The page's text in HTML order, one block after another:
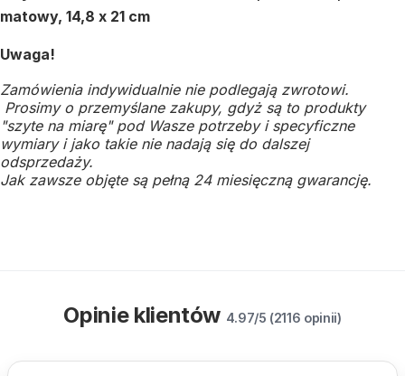
matowy, 14,8 x 21 cm
Uwaga!
Zamówienia indywidualnie nie podlegają zwrotowi.
Prosimy o przemyślane zakupy, gdyż są to produkty
"szyte na miarę" pod Wasze potrzeby i specyficzne
wymiary i jako takie nie nadają się do dalszej
odsprzedaży.
Jak zawsze objęte są pełną 24 miesięczną gwarancję.
Opinie klientów 4.97/5 (2116 opinii)